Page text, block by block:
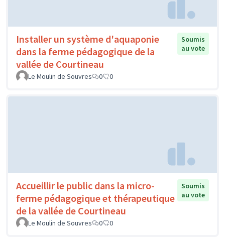
Installer un système d'aquaponie
dans la ferme pédagogique de la
vallée de Courtineau
Soumis
au vote
Le Moulin de Souvres 0 0
Accueillir le public dans la micro-
ferme pédagogique et thérapeutique
de la vallée de Courtineau
Soumis
au vote
Le Moulin de Souvres 0 0